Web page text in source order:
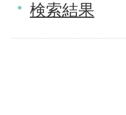
検索結果